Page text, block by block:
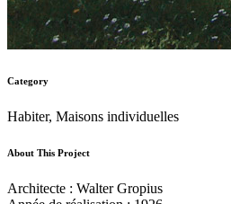
Category
Habiter, Maisons individuelles
About This Project
Architecte : Walter Gropius